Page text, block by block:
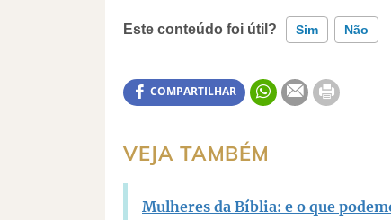
Este conteúdo foi útil? Sim Não
Este conteúdo contém informação incorreta
Outro
COMPARTILHAR
VEJA TAMBÉM
Mulheres da Bíblia: e o que